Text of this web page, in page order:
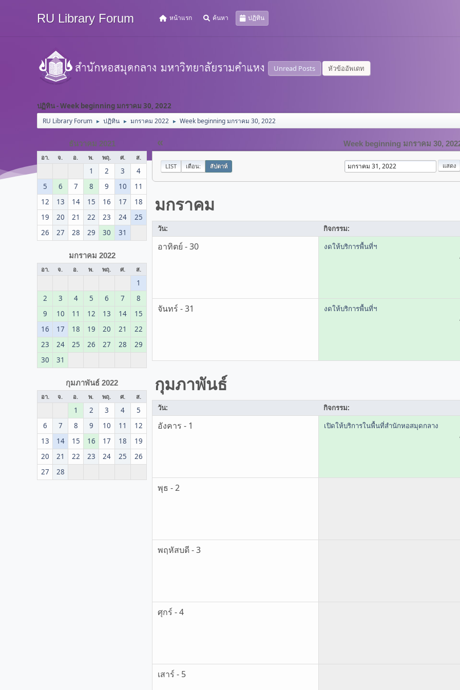
RU Library Forum หน้าแรก ค้นหา ปฏิทิน
Unread Posts หัวข้ออัพเดท
ปฏิทิน - Week beginning มกราคม 30, 2022
RU Library Forum ► ปฏิทิน ► มกราคม 2022 ► Week beginning มกราคม 30, 2022
ธันวาคม 2021
อา. จ. อ. พ. พฤ. ศ. ส.
1 2 3
4
5
6 7 8 9 10
11
12
13 14 15 16 17
18
19
20 21 22 23 24
25
26
27 28 29 30 31
มกราคม 2022
อา. จ. อ. พ. พฤ. ศ. ส.
1
2
3 4 5 6 7
8
9
10 11 12 13 14
15
16
17 18 19 20 21
22
23
24 25 26 27 28
29
30
31
กุมภาพันธ์ 2022
อา. จ. อ. พ. พฤ. ศ. ส.
1 2 3 4
5
6
7 8 9 10 11
12
13
14 15 16 17 18
19
20
21 22 23 24 25
26
27
28
« Week beginning มกราคม 30,
LIST เดือน: สัปดาห์
มกราคม
วัน: กิจกรรม:
อาทิตย์ - 30
งดให้บริการพื้นที่ฯ
จันทร์ - 31
งดให้บริการพื้นที่ฯ
กุมภาพันธ์
วัน: กิจกรรม:
อังคาร - 1
เปิดให้บริการในพื้นที่สำนักหอสมุดกลาง
พุธ - 2
พฤหัสบดี - 3
ศุกร์ - 4
เสาร์ - 5